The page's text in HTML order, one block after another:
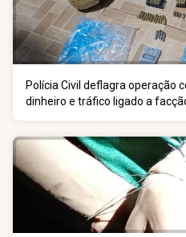
Polícia Civil deflagra operação
dinheiro e tráfico ligado a